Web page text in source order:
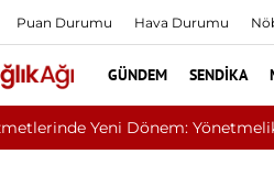
Puan Durumu Hava Durumu
GÜNDEM SENDIKA